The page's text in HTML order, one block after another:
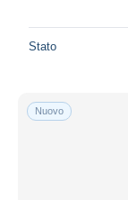
Stato
Nuovo